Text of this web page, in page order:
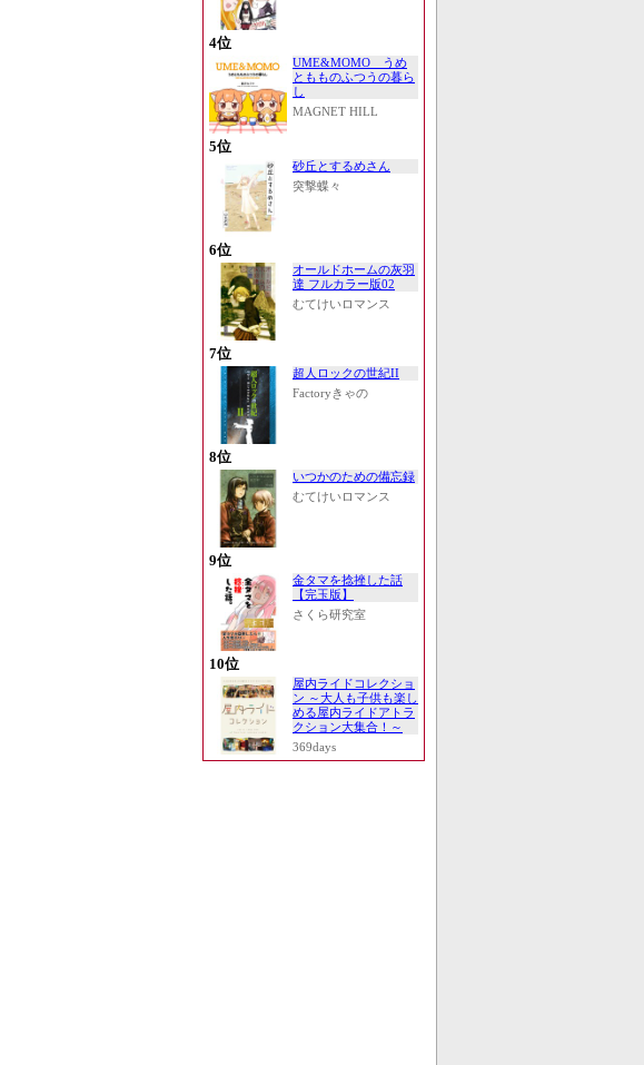
4位
UME&MOMO うめ
ともものふつうの暮ら
し
MAGNET HILL
5位
砂丘とするめさん
突撃蝶々
6位
オールドホームの灰羽
達 フルカラー版02
むてけいロマンス
7位
超人ロックの世紀II
Factoryきゃの
8位
いつかのための備忘録
むてけいロマンス
9位
金タマを捻挫した話
【完玉版】
さくら研究室
10位
屋内ライドコレクショ
ン ～大人も子供も楽し
める屋内ライドアトラ
クション大集合！～
369days